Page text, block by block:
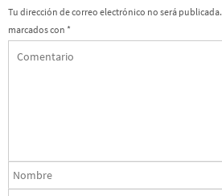
Tu dirección de correo electrónico no será publicada.
marcados con *